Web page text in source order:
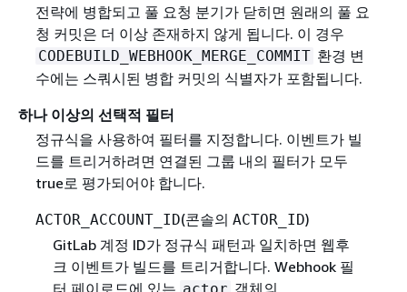
전략에 병합되고 풀 요청 분기가 닫히면 원래의 풀 요
청 커밋은 더 이상 존재하지 않게 됩니다. 이 경우
CODEBUILD_WEBHOOK_MERGE_COMMIT 환경 변
수에는 스쿼시된 병합 커밋의 식별자가 포함됩니다.
하나 이상의 선택적 필터
정규식을 사용하여 필터를 지정합니다. 이벤트가 빌
드를 트리거하려면 연결된 그룹 내의 필터가 모두
true로 평가되어야 합니다.
ACTOR_ACCOUNT_ID(콘솔의 ACTOR_ID)
GitLab 계정 ID가 정규식 패턴과 일치하면 웹후
크 이벤트가 빌드를 트리거합니다. Webhook 필